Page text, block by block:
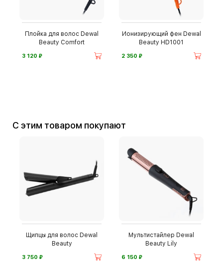
Плойка для волос Dewal
Beauty Comfort
3 120 ⃏
Ионизирующий фен Dewal
Beauty HD1001
2 350 ⃏
С этим товаром покупают
Щипцы для волос Dewal
Beauty
3 750 ⃏
Мультистайлер Dewal
Beauty Lily
6 150 ⃏